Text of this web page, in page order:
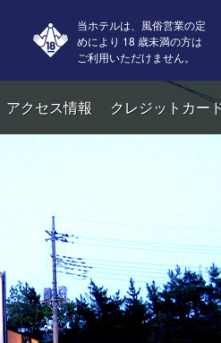
当ホテルは、風俗営業の定
めにより 18 歳未満の方は
ご利用いただけません。
アクセス情報 クレジットカー